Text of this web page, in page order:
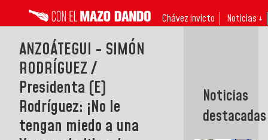
Chávez invicto Noticias ↓
ANZOÁTEGUI - SIMÓN
RODRÍGUEZ /
Presidenta (E)
Rodríguez: ¡No le
tengan miedo a una
Noticias
destacadas